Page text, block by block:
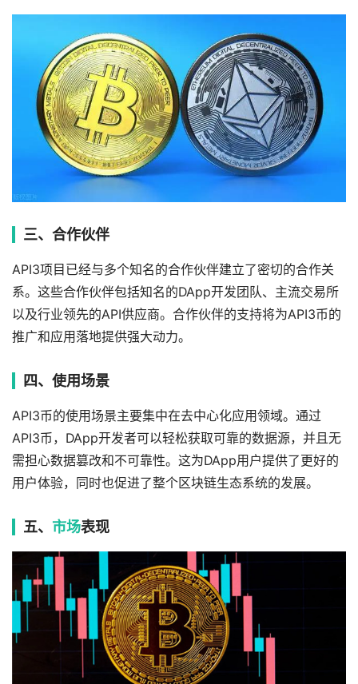
三、合作伙伴
API3项目已经与多个知名的合作伙伴建立了密切的合作关
系。这些合作伙伴包括知名的DApp开发团队、主流交易所
以及行业领先的API供应商。合作伙伴的支持将为API3币的
推广和应用落地提供强大动力。
四、使用场景
API3币的使用场景主要集中在去中心化应用领域。通过
API3币，DApp开发者可以轻松获取可靠的数据源，并且无
需担心数据篡改和不可靠性。这为DApp用户提供了更好的
用户体验，同时也促进了整个区块链生态系统的发展。
五、 市场表现